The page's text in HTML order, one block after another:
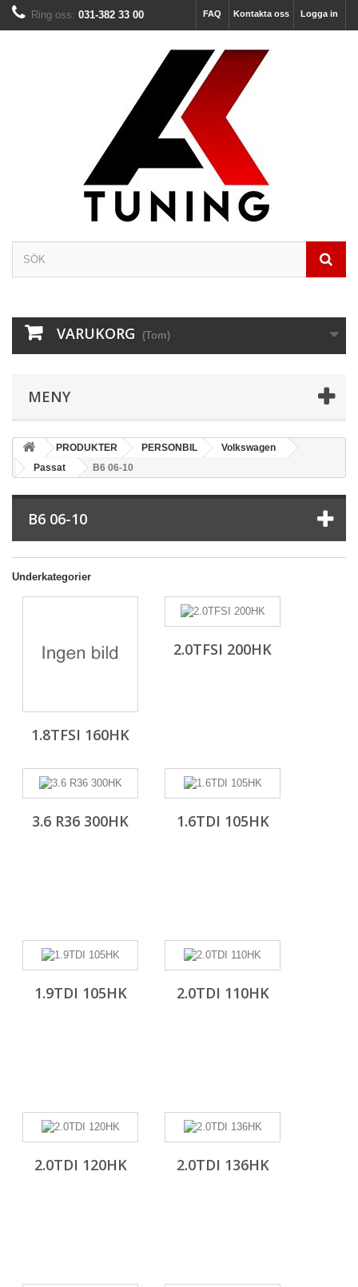
Logga in
Kontakta oss
FAQ
Ring oss: 031-382 33 00
VARUKORG (Tom)
MENY
PRODUKTER PERSONBIL
Volkswagen
Passat
B6 06-10
B6 06-10
Underkategorier
1.8TFSI 160HK
2.0TFSI 200HK
3.6 R36 300HK 1.6TDI 105HK
1.9TDI 105HK 2.0TDI 110HK
2.0TDI 120HK 2.0TDI 136HK